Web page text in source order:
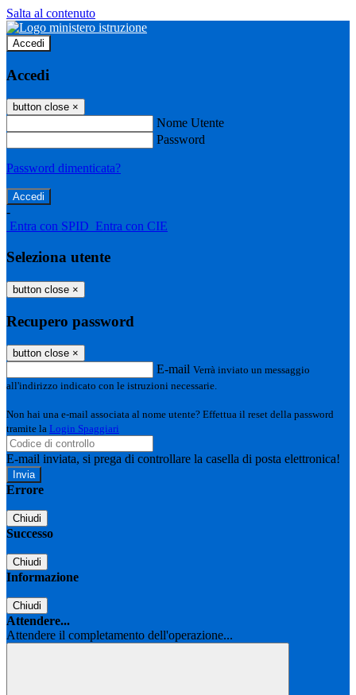
Salta al contenuto
Accedi
Accedi
button close ×
Nome Utente
Password
Password dimenticata?
-
Entra con SPID Entra con CIE
Seleziona utente
button close ×
Recupero password
button close ×
E-mail Verrà inviato un messaggio
all'indirizzo indicato con le istruzioni necessarie.
Non hai una e-mail associata al nome utente? Effettua il reset della password
tramite la Login Spaggiari
E-mail inviata, si prega di controllare la casella di posta elettronica!
Errore
Chiudi
Successo
Chiudi
Informazione
Chiudi
Attendere...
Attendere il completamento dell'operazione...